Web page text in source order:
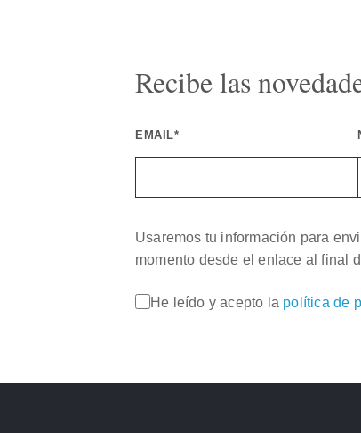
Recibe las
EMAIL*
Usaremos tu información para
momento desde el enlace al final
He leído y acepto la política de